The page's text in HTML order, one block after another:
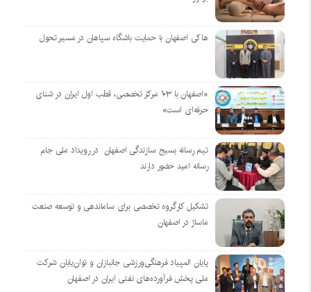
هاکی اصفهان با حمایت باشگاه سپاهان در مسیر تحول
«اصفهان با ۱۰۳ مرکز تخصصی، قطب اول ایران در شنای
حرفه‌ای است»
تیم رسانه بسیج سازندگی اصفهان در رویداد ملی جام
رسانه امید حضور دارند
تشکیل کارگروه تخصصی برای ساماندهی و توسعه صنعت
ماساژ در اصفهان
پایان المپیاد فرهنگی‌ورزشی جانبازان و توان‌یابان شرکت
ملی پخش فرآورده‌های نفتی ایران در اصفهان